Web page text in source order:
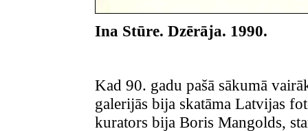
Ina Stūre. Dzērāja. 1990.
Kad 90. gadu pašā sākumā
galerijās bija skatāma Latvijas
kurators bija Boris Mangolds,